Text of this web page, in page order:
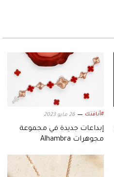
#أناقتك 26 مايو 2023
إبداعات جديدة في مجموعة
مجوهرات Alhambra